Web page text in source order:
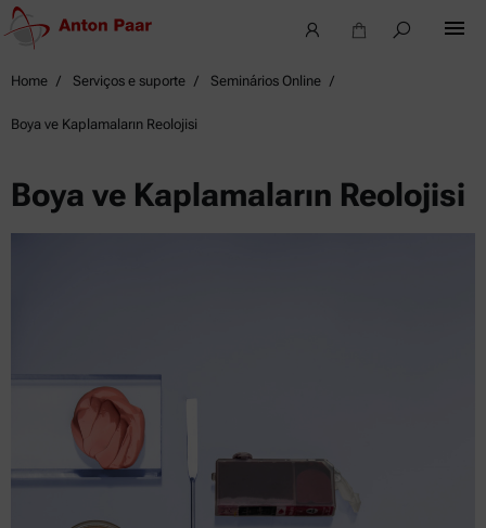
Home Serviços e suporte Seminários Online
Boya ve Kaplamaların Reolojisi
Boya ve Kaplamaların Reolojisi